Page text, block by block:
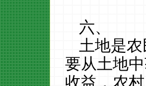
六、
土地是
要从土地
收益，农